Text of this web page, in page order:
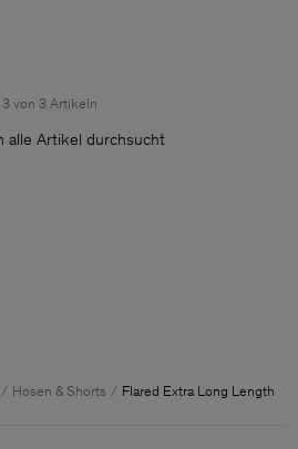
3 von 3 Artikeln
alle Artikel durchsucht
Hosen & Shorts Flared Extra Long Length